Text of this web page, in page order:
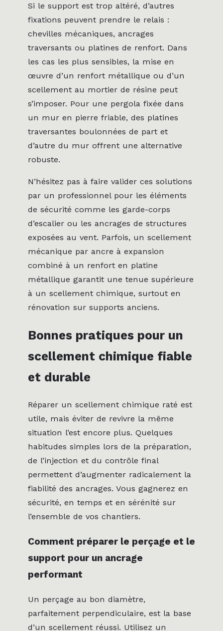
Si le support est trop altéré, d’autres
fixations peuvent prendre le relais :
chevilles mécaniques, ancrages
traversants ou platines de renfort. Dans
les cas les plus sensibles, la mise en
œuvre d’un renfort métallique ou d’un
scellement au mortier de résine peut
s’imposer. Pour une pergola fixée dans
un mur en pierre friable, des platines
traversantes boulonnées de part et
d’autre du mur offrent une alternative
robuste.
N’hésitez pas à faire valider ces solutions
par un professionnel pour les éléments
de sécurité comme les garde-corps
d’escalier ou les ancrages de structures
exposées au vent. Parfois, un scellement
mécanique par ancre à expansion
combiné à un renfort en platine
métallique garantit une tenue supérieure
à un scellement chimique, surtout en
rénovation sur supports anciens.
Bonnes pratiques pour un
scellement chimique fiable
et durable
Réparer un scellement chimique raté est
utile, mais éviter de revivre la même
situation l’est encore plus. Quelques
habitudes simples lors de la préparation,
de l’injection et du contrôle final
permettent d’augmenter radicalement la
fiabilité des ancrages. Vous gagnerez en
sécurité, en temps et en sérénité sur
l’ensemble de vos chantiers.
Comment préparer le perçage et le
support pour un ancrage
performant
Un perçage au bon diamètre,
parfaitement perpendiculaire, est la base
d’un scellement réussi. Utilisez un